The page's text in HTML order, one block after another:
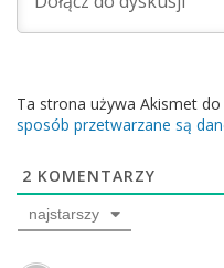
Ta strona używa Akismet
sposób przetwarzane są
2 KOMENTARZY
najstarszy